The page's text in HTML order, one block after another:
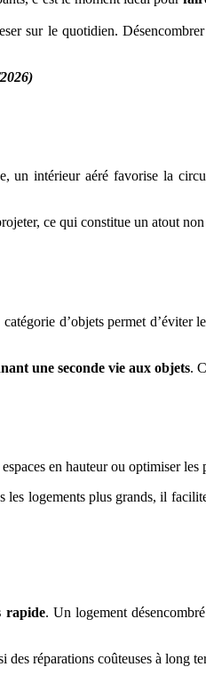
sur le quotidien.
un intérieur aéré favorise la
ce qui constitue un atout
d’objets permet
une seconde vie aux objets.
en hauteur ou optimiser les
logements plus grands, il
rapide. Un logement
réparations coûteuses à long